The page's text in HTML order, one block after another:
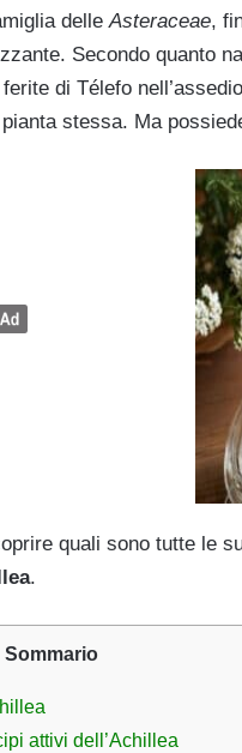
delleAsteraceae,
Secondo quanto
di Télefo
stessa. Ma
quali sono tutte le
.
Sommario
attivi dell’Achillea